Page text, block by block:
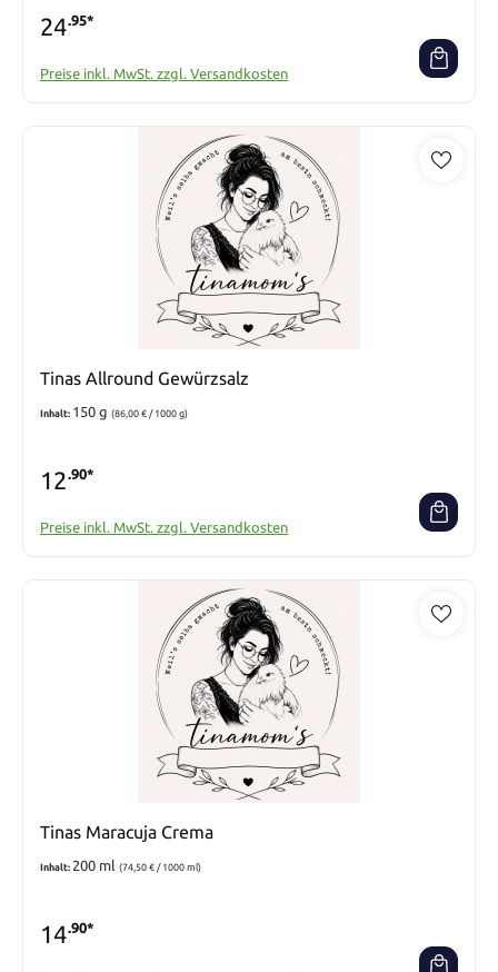
24.95*
Preise inkl. MwSt. zzgl. Versandkosten
Tinas Allround Gewürzsalz
Inhalt: 150 g (86,00 € / 1000 g)
12.90*
Preise inkl. MwSt. zzgl. Versandkosten
Tinas Maracuja Crema
Inhalt: 200 ml (74,50 € / 1000 ml)
14.90*